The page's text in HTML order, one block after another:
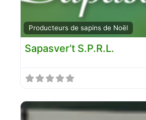
Producteurs de sapins de Noël
Sapasver’t S.P.R.L.